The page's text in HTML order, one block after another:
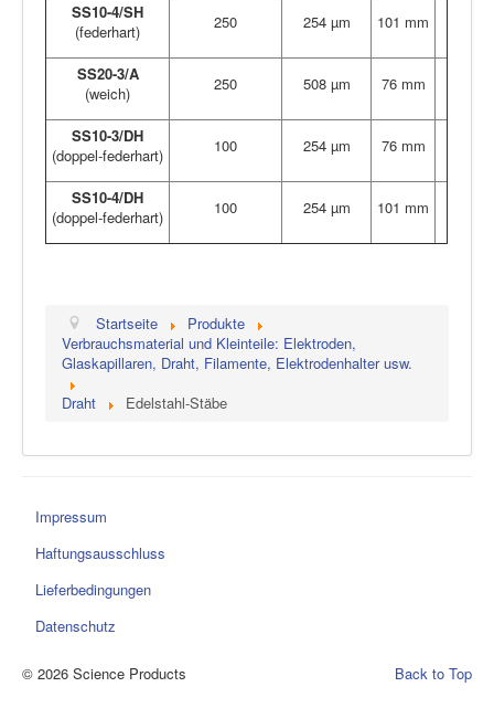
SS10-4/SH
(federhart)
250 254 µm 101 mm
SS20-3/A
(weich)
250 508 µm 76 mm
SS10-3/DH
(doppel-federhart)
100 254 µm 76 mm
SS10-4/DH
(doppel-federhart)
100 254 µm 101 mm
Startseite
Produkte
Verbrauchsmaterial und Kleinteile: Elektroden,
Glaskapillaren, Draht, Filamente, Elektrodenhalter usw.
Draht
Edelstahl-Stäbe
Impressum
Haftungsausschluss
Lieferbedingungen
Datenschutz
Back to Top
© 2026 Science Products